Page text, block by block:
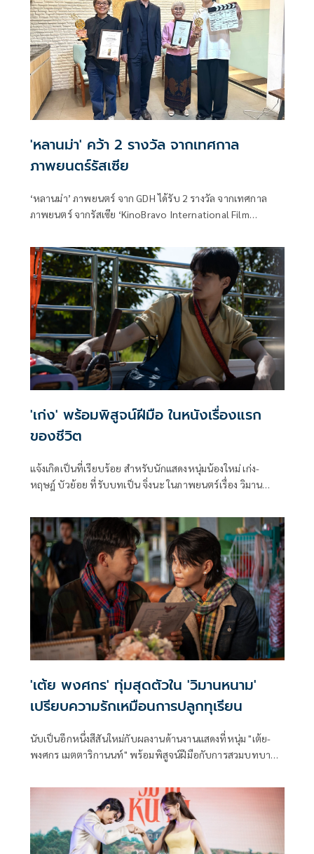
'หลานม่า' คว้า 2 รางวัล จากเทศกาล
ภาพยนตร์รัสเซีย
‘หลานม่า’ ภาพยนตร์ จาก GDH ได้รับ 2 รางวัล จากเทศกาล
ภาพยนตร์ จากรัสเซีย ‘KinoBravo International Film
ยายแต๋ว-อุษา เสมคำ นักแสดงนำผู้รับบท อาม่าเหม้งจู รางวัล
กำกับภาพยอดเยี่ยม (Best Cinematography) ก๊อย-บุญยนุช
ไกรทอง ผู้กำกับภาพ
'เก่ง' พร้อมพิสูจน์ฝีมือ ในหนังเรื่องแรก
ของชีวิต
แจ้งเกิดเป็นที่เรียบร้อย สำหรับนักแสดงหนุ่มน้องใหม่ เก่ง-
หฤษฎ์ บัวย้อย ที่รับบทเป็น จิ่งนะ ในภาพยนตร์เรื่อง วิมาน
สามารถทางการแสดงหนังเป็นครั้งแรกด้วยการถ่ายทอดคาแรก
เตอร์คนสู้ชีวิต ซึ่งนับเป็นโจทย์ยากที่เจ้าตัวต้องพิสูจน์ฝีมือให้ได้
แต่เพราะบทบาทที่ได้รับใกล้เคียงกับชีวิตจริง เลยช่วยให้อิน
มากยิ่งขึ้น
'เต้ย พงศกร' ทุ่มสุดตัวใน 'วิมานหนาม'
เปรียบความรักเหมือนการปลูกทุเรียน
นับเป็นอีกหนึ่งสีสันใหม่กับผลงานด้านงานแสดงที่หนุ่ม "เต้ย-
พงศกร เมตตาริกานนท์" พร้อมพิสูจน์ฝีมือกับการสวมบทบาท
ยากลำบาก ในภาพยนตร์ดราม่าทริลเลอร์ "วิมานหนาม" จาก
ค่าย "จีดีเอช" ร่วมกับ "ใจ สตูดิโอ